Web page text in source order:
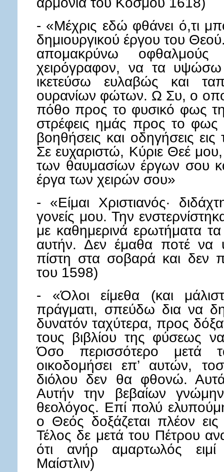
- «Μέχρις εδώ φθάνει ό,τι
δημιουργικού έργου του
απομακρύνω
χειρόγραφον, να τα
ικετεύσω ευλαβώς και
ουρανίων φώτων. Ω Συ, ο
πόθο προς το φυσικό φως
στρέφεις ημάς προς το
βοηθήσεις και οδηγήσεις
Σε ευχαριστώ, Κύριε Θεέ μου,
των θαυμασίων έργων σου
έργα των χειρών σου»
- «Είμαι Χριστιανός·
γονείς μου. Την
με καθημερινά ερωτήματα
αυτήν. Δεν έμαθα ποτέ να
πίστη στα σοβαρά και δεν
του 1598)
- «Όλοι είμεθα (και
πράγματι, σπεύδω δια να
δυνατόν ταχύτερα, προς
τους βιβλίου της φύσεως
Όσο περισσότερο μετά
οικοδομήσει επ’ αυτών,
διόλου δεν θα φθονώ.
Αυτήν την βεβαίων
θεολόγος. Επί πολύ
ο Θεός δοξάζεται πλέον
Τέλος δε μετά του Πέτρου
ότι ανήρ αμαρτωλός
Μαίστλιν)